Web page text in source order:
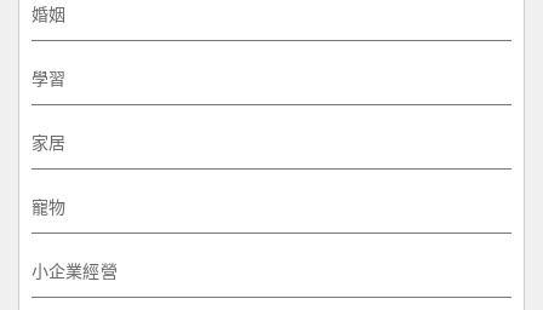
婚姻
學習
家居
寵物
小企業經營